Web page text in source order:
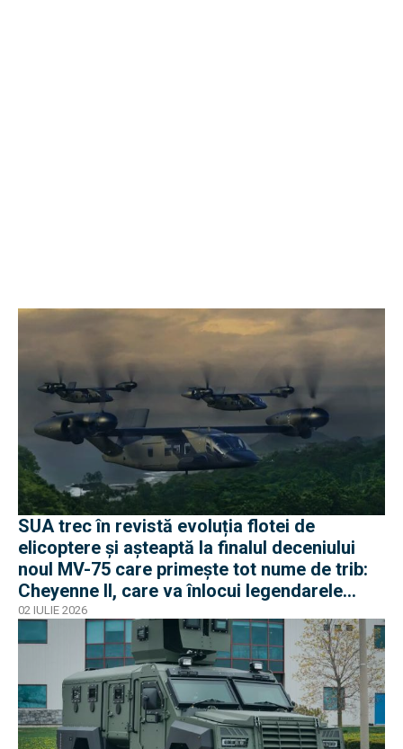
SUA trec în revistă evoluția flotei de
elicoptere și așteaptă la finalul deceniului
noul MV-75 care primește tot nume de trib:
Cheyenne II, care va înlocui legendarele
Black Hawk
02 IULIE 2026